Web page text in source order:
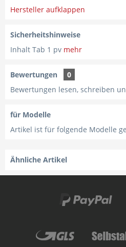
Hersteller aufklappen
Sicherheitshinweise
Inhalt Tab 1 pv mehr
Bewertungen
0
Bewertungen lesen, schreiben
für Modelle
Artikel ist für folgende Modelle
Ähnliche Artikel